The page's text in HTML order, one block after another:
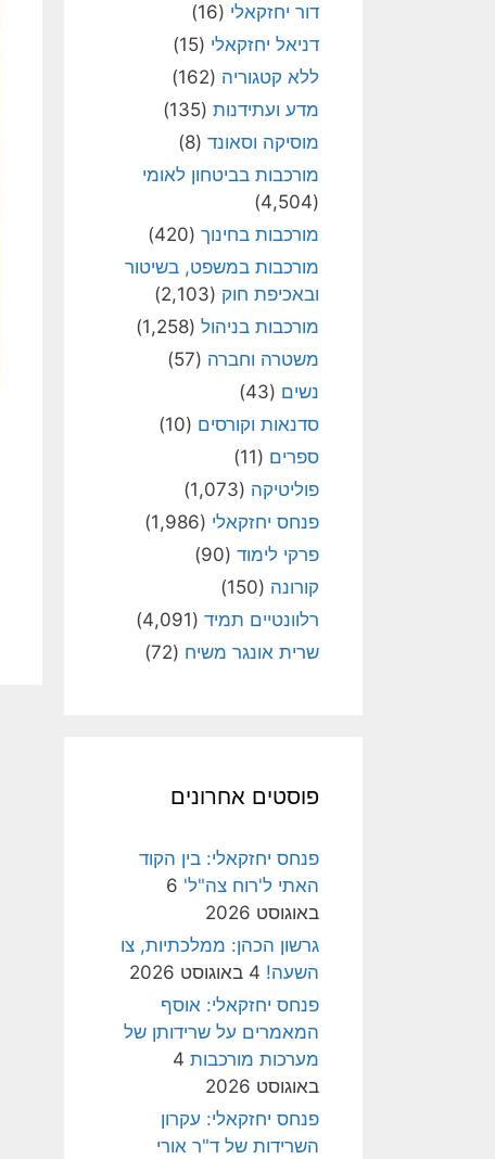
דור יחזקאלי (16)
דניאל יחזקאלי (15)
ללא קטגוריה (162)
מדע ועתידנות (135)
מוסיקה וסאונד (8)
מורכבות בביטחון לאומי
(4,504)
מורכבות בחינוך (420)
מורכבות במשפט, בשיטור
ובאכיפת חוק (2,103)
מורכבות בניהול (1,258)
משטרה וחברה (57)
נשים (43)
סדנאות וקורסים (10)
ספרים (11)
פוליטיקה (1,073)
פנחס יחזקאלי (1,986)
פרקי לימוד (90)
קורונה (150)
רלוונטיים תמיד (4,091)
שרית אונגר משיח (72)
פוסטים אחרונים
פנחס יחזקאלי: בין הקוד
האתי ל'רוח צה"ל' 6
באוגוסט 2026
גרשון הכהן: ממלכתיות, צו
השעה! 4 באוגוסט 2026
פנחס יחזקאלי: אוסף
המאמרים על שרידותן של
מערכות מורכבות 4
באוגוסט 2026
פנחס יחזקאלי: עקרון
השרידות של ד"ר אורי